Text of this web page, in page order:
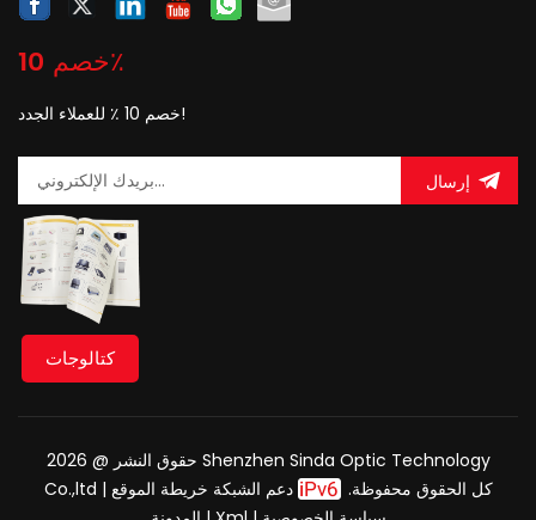
خصم 10٪
خصم 10 ٪ للعملاء الجدد!
إرسال
كتالوجات
حقوق النشر @ 2026 Shenzhen Sinda Optic Technology
Co.,ltd كل الحقوق محفوظة.
دعم الشبكة خريطة الموقع |